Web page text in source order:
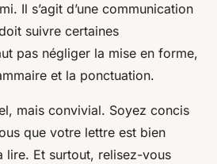
Il s’agit d’une communication
suivre certaines
pas négliger la mise en forme,
et la ponctuation.
mais convivial. Soyez concis
que votre lettre est bien
lire. Et surtout, relisez-vous